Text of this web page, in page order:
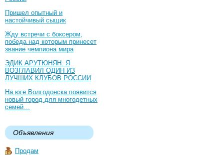
Пришел опытный и
настойчивый сыщик
Жду встречи с боксером,
победа над которым принесет
звание чемпиона мира
ЭДИК АРУТЮНЯН: Я
ВОЗГЛАВИЛ ОДИН ИЗ
ЛУЧШИХ КЛУБОВ РОССИИ
На юге Волгодонска появится
новый город для многодетных
семей…
Объявления
Продам